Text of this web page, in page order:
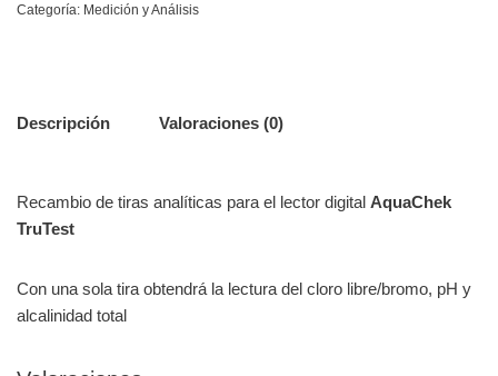
Categoría: Medición y Análisis
Descripción Valoraciones (0)
Recambio de tiras analíticas para el lector digital AquaChek
TruTest
Con una sola tira obtendrá la lectura del cloro libre/bromo, pH y
alcalinidad total